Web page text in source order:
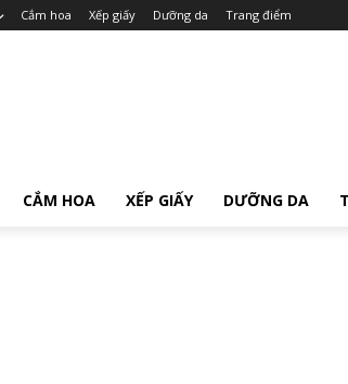
Cắm hoa Xếp giấy Dưỡng da Trang điểm
CẮM HOA XẾP GIẤY DƯỠNG DA